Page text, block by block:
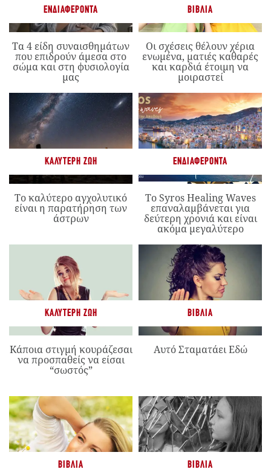
ΕΝΔΙΑΦΈΡΟΝΤΑ
Τα 4 είδη συναισθημάτων
που επιδρούν άμεσα στο
σώμα και στη φυσιολογία
μας
ΒΙΒΛΊΑ
Οι σχέσεις θέλουν χέρια
ενωμένα, ματιές καθαρές
και καρδιά έτοιμη να
μοιραστεί
ΚΑΛΎΤΕΡΗ ΖΩΉ
Το καλύτερο αγχολυτικό
είναι η παρατήρηση των
άστρων
ΕΝΔΙΑΦΈΡΟΝΤΑ
Το Syros Healing Waves
επαναλαμβάνεται για
δεύτερη χρονιά και είναι
ακόμα μεγαλύτερο
ΚΑΛΎΤΕΡΗ ΖΩΉ
Κάποια στιγμή κουράζεσαι
να προσπαθείς να είσαι
“σωστός”
ΒΙΒΛΊΑ
Αυτό Σταματάει Εδώ
ΒΙΒΛΊΑ ΒΙΒΛΊΑ